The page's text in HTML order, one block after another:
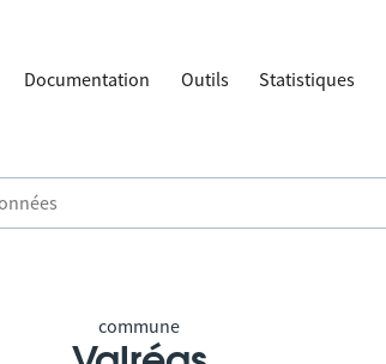
Documentation Outils Statistiques
commune